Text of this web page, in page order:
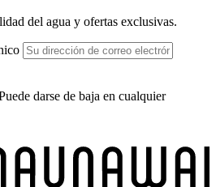
del agua y ofertas exclusivas.
darse de baja en cualquier